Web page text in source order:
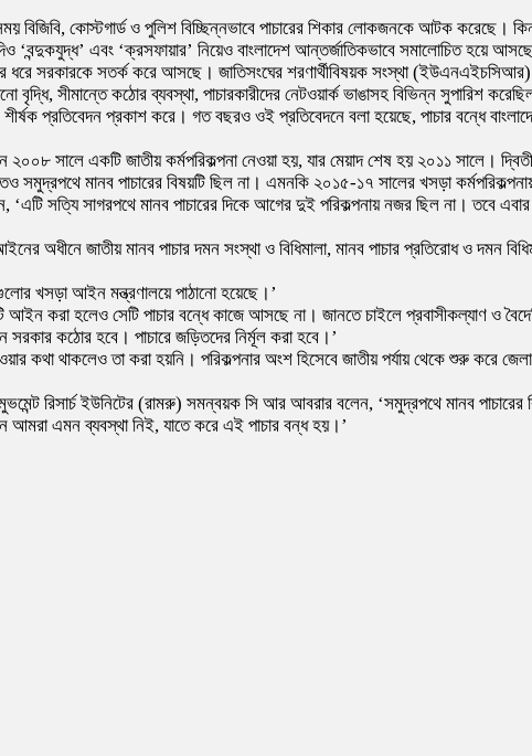
বিজিবি, কোস্টগার্ড ও পুলিশ বিচ্ছিন্নভাবে পাচারের শিকার লোকজনকে আটক করেছে।
‘বন্দুকযুদ্ধ’ এবং ‘ক্রসফায়ার’ নিয়েও বাংলাদেশ আন্তর্জাতিকভাবে সমালোচিত হয়ে
ধরে সরকারকে সতর্ক করে আসছে। জাতিসংঘের শরণার্থীবিষয়ক সংস্থা
সীমান্তে কঠোর ব্যবস্থা, পাচারকারীদের নেটওয়ার্ক ভাঙাসহ বিভিন্ন সুপারিশ
প্রতিবেদন প্রকাশ করে। গত বছরও ওই প্রতিবেদনে বলা হয়েছে, পাচার বন্ধে
২০০৮ সালে একটি জাতীয় কর্মপরিকল্পনা নেওয়া হয়, যার মেয়াদ শেষ হয় ২০১১ সালে।
সমুদ্রপথে মানব পাচারের বিষয়টি ছিল না। এমনকি ২০১৫-১৭ সালের খসড়া
‘এটি সত্যি সাগরপথে মানব পাচারের দিকে আগের দুই পরিকল্পনায় নজর ছিল না। তবে
জাতীয় মানব পাচার দমন সংস্থা ও বিধিমালা, মানব পাচার প্রতিরোধ ও দমন
খসড়া আইন মন্ত্রণালয়ে পাঠানো হয়েছে।’
করা হলেও সেটি পাচার বন্ধে কাজে আসছে না। জানতে চাইলে প্রবাসীকল্যাণ ও
সরকার কঠোর হবে। পাচারে জড়িতদের নির্মূল করা হবে।’
কথা থাকলেও তা করা হয়নি। পরিকল্পনার অংশ হিসেবে জাতীয় পর্যায় থেকে শুরু করে
মুভমেন্ট রিসার্চ ইউনিটের (রামরু) সমন্বয়ক সি আর আবরার বলেন, ‘সমুদ্রপথে মানব
এমন ব্যবস্থা নিই, যাতে করে এই পাচার বন্ধ হয়।’